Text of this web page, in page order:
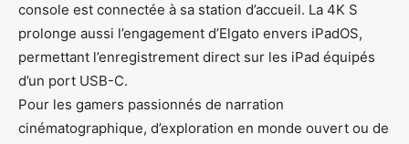
console est connectée à sa station d’accueil. La 4K S
prolonge aussi l’engagement d’Elgato envers iPadOS,
permettant l’enregistrement direct sur les iPad équipés
d’un port USB-C.
Pour les gamers passionnés de narration
cinématographique, d’exploration en monde ouvert ou de